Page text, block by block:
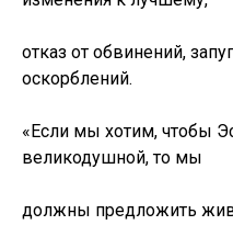
отказ от обвинений,
оскорблений.
«Если мы хотим, чтобы
великодушной, то мы
должны предложить